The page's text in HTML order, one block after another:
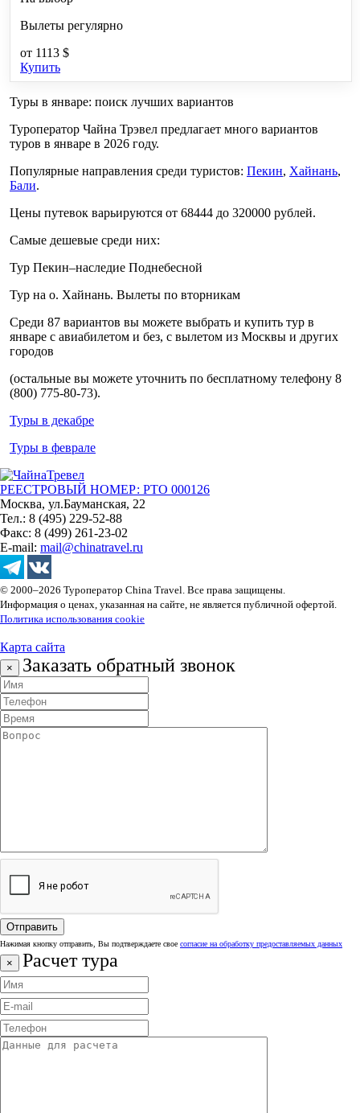
Вылеты регулярно
от 1113 $
Купить
Туры в январе: поиск лучших вариантов
Туроператор Чайна Трэвел предлагает много вариантов
туров в январе в 2026 году.
Популярные направления среди туристов: Пекин, Хайнань,
Бали.
Цены путевок варьируются от 68444 до 320000 рублей.
Самые дешевые среди них:
Тур Пекин–наследие Поднебесной
Тур на о. Хайнань. Вылеты по вторникам
Среди 87 вариантов вы можете выбрать и купить тур в
январе с авиабилетом и без, с вылетом из Москвы и других
городов
(остальные вы можете уточнить по бесплатному телефону 8
(800) 775-80-73).
Туры в декабре
Туры в феврале
РЕЕСТРОВЫЙ НОМЕР: РТО 000126
Москва, ул.Бауманская, 22
Тел.: 8 (495) 229-52-88
Факс: 8 (499) 261-23-02
E-mail: mail@chinatravel.ru
© 2000–2026 Туроператор China Travel. Все права защищены.
Информация о ценах, указанная на сайте, не является публичной офертой.
Политика использования cookie
Карта сайта
× Заказать обратный звонок
Нажимая кнопку отправить, Вы подтверждаете свое согласие на обработку предоставляемых данных
× Расчет тура